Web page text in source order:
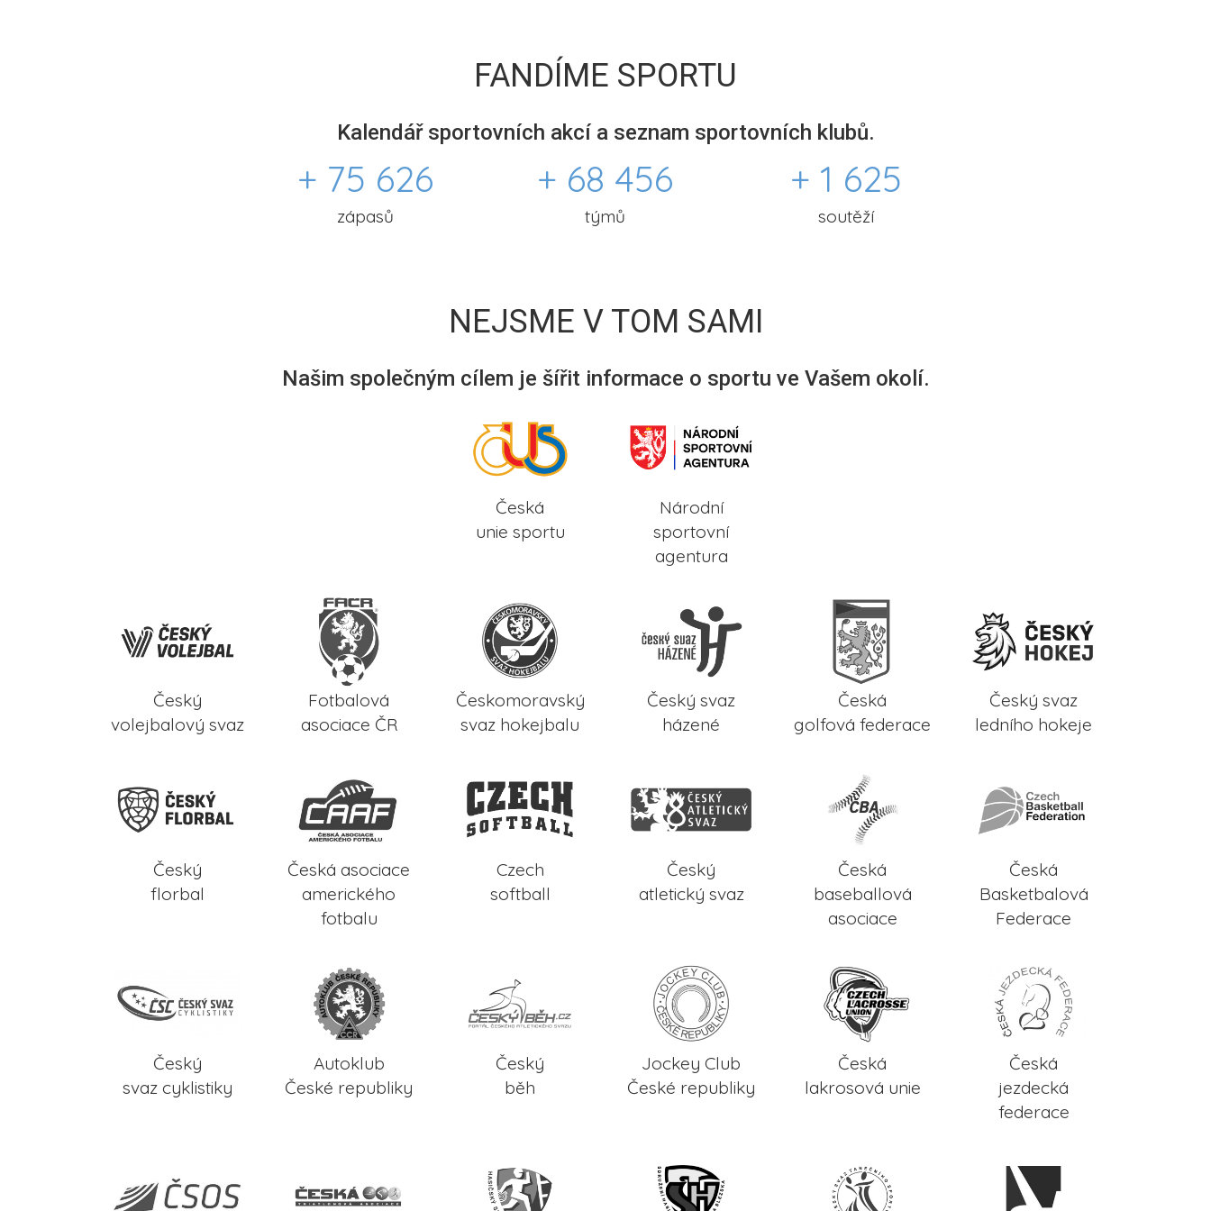
FANDÍME SPORTU
Kalendář sportovních akcí a seznam sportovních klubů.
+ 75 626
zápasů
+ 68 456
týmů
+ 1 625
soutěží
NEJSME V TOM SAMI
Našim společným cílem je šířit informace o sportu ve Vašem okolí.
Česká
unie sportu
Národní
sportovní
agentura
Český
volejbalový svaz
Fotbalová
asociace ČR
Českomoravský
svaz hokejbalu
Český svaz
házené
Česká
golfová federace
Český svaz
ledního hokeje
Český
florbal
Česká asociace
amerického
fotbalu
Czech
softball
Český
atletický svaz
Česká
baseballová
asociace
Česká
Basketbalová
Federace
Český
svaz cyklistiky
Autoklub
České republiky
Český
běh
Jockey Club
České republiky
Česká
lakrosová unie
Česká
jezdecká
federace